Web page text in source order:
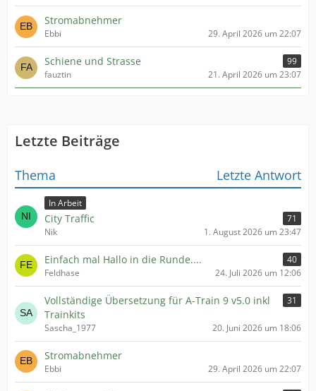
Stromabnehmer
Ebbi 29. April 2026 um 22:07
Schiene und Strasse
99
fauztin
21. April 2026 um 23:07
Letzte Beiträge
Thema Letzte Antwort
In Arbeit
City Traffic
71
Nik
1. August 2026 um 23:47
Einfach mal Hallo in die Runde....
40
Feldhase
24. Juli 2026 um 12:06
Vollständige Übersetzung für A-Train 9 v5.0 inkl
Trainkits
31
Sascha_1977 20. Juni 2026 um 18:06
Stromabnehmer
Ebbi 29. April 2026 um 22:07